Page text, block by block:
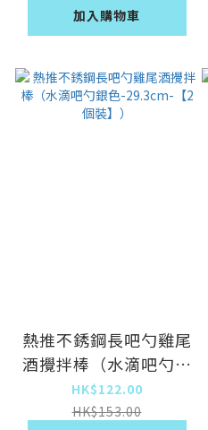
加入購物車
熱推不銹鋼長吧勺雞尾
酒攪拌棒（水滴吧勺銀
色-29.3cm-【2個
裝】）
HK$122.00
HK$153.00